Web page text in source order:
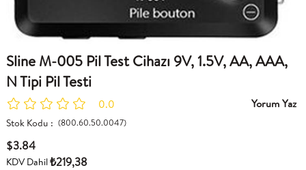
Sline M-005 Pil Test Cihazı 9V, 1.5V, AA, AAA,
N Tipi Pil Testi
0.0 Yorum Yaz
Stok Kodu (800.60.50.0047)
$3.84
KDV Dahil₺219,38